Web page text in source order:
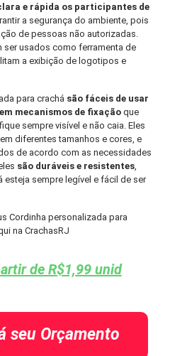
e rápida os participantes de
a segurança do ambiente, pois
de pessoas não autorizadas.
ser usados como ferramenta de
a exibição de logotipos e
para crachá são fáceis de usar
mecanismos de fixação que
sempre visível e não caia. Eles
diferentes tamanhos e cores, e
de acordo com as necessidades
são duráveis e resistentes,
esteja sempre legível e fácil de ser
Cordinha personalizada para
na CrachasRJ
de R$1,99 unid
seu Orçamento